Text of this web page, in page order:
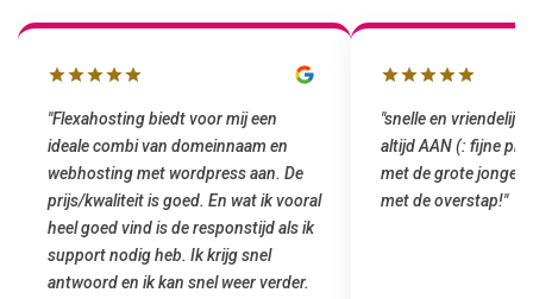
"Flexahosting biedt voor mij een
ideale combi van domeinnaam en
webhosting met wordpress aan. De
prijs/kwaliteit is goed. En wat ik vooral
heel goed vind is de responstijd als ik
support nodig heb. Ik krijg snel
antwoord en ik kan snel weer verder.
"snelle en
altijd AAN (: fijne
met de grote
met de overstap!"